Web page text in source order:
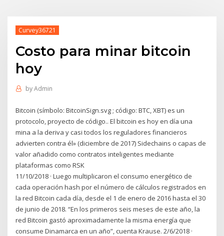
Curvey36721
Costo para minar bitcoin
hoy
byAdmin
Bitcoin​ (símbolo: BitcoinSign.svg ; código: BTC, XBT)​ es un
protocolo, proyecto de código.. El bitcoin es hoy en día una
mina a la deriva y casi todos los reguladores financieros
advierten contra él» (diciembre de 2017) Sidechains o capas de
valor añadido como contratos inteligentes mediante
plataformas como RSK
11/10/2018 · Luego multiplicaron el consumo energético de
cada operación hash por el número de cálculos registrados en
la red Bitcoin cada día, desde el 1 de enero de 2016 hasta el 30
de junio de 2018. “En los primeros seis meses de este año, la
red Bitcoin gastó aproximadamente la misma energía que
consume Dinamarca en un año”, cuenta Krause. 2/6/2018 ·